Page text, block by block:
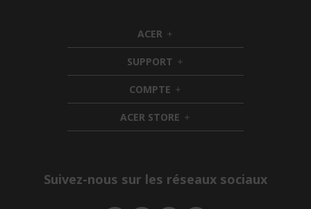
ACER h
i
d
d
e
n
SUPPORT h
i
d
d
e
n
COMPTE h
i
d
d
ACER STORE h
i
e
Suivez-nous sur les réseaux sociaux